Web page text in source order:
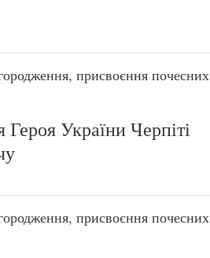
присвоєння почесних
України Черпіті
присвоєння почесних